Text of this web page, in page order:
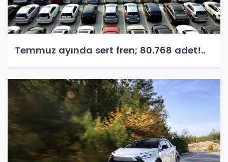
Temmuz ayında sert fren; 80.768 adet!..